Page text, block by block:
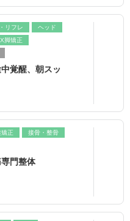
リフレ
ヘッド
脚矯正
覚醒、朝スッ
正
接骨・整骨
専門整体